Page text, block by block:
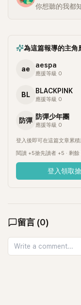
你想聽的我都
為這篇報導的主角
ae aespa
應援等級 0
BL BLACKPINK
應援等級 0
防彈 防彈少年團
應援等級 0
登入後即可在這篇文章累積
閱讀 +5搶先讀者 +5 · 剩
登入領取
留言 (0)